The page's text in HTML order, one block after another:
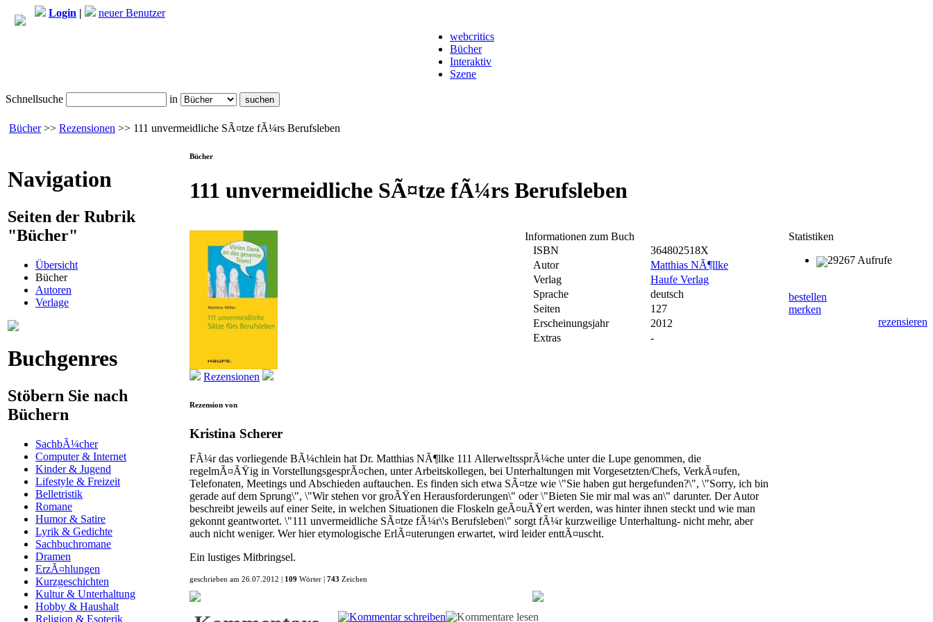
Login |
neuer Benutzer
webcritics
Bücher
Interaktiv
Szene
Schnellsuche in
Bücher>> Rezensionen >> 111 unvermeidliche SÃ¤tze fÃ¼rs Berufsleben
Navigation
Seiten der Rubrik
"Bücher"
Übersicht
Bücher
Autoren
Verlage
Buchgenres
Stöbern Sie nach
Büchern
SachbÃ¼cher
Computer & Internet
Kinder & Jugend
Lifestyle & Freizeit
Belletristik
Romane
Humor & Satire
Lyrik & Gedichte
Sachbuchromane
Dramen
ErzÃ¤hlungen
Kurzgeschichten
Kultur & Unterhaltung
Hobby & Haushalt
Religion & Esoterik
Bücher
111 unvermeidliche SÃ¤tze fÃ¼rs Berufsleben
Statistiken
29267 Aufrufe
bestellen
merken
rezensieren
Informationen zum Buch
ISBN
364802518X
Autor
Matthias NÃ¶llke
Verlag
Haufe Verlag
Sprache
deutsch
Seiten
127
Erscheinungsjahr
2012
Extras
-
Rezensionen
Rezension von
Kristina Scherer
FÃ¼r das vorliegende BÃ¼chlein hat Dr. Matthias NÃ¶llke 111 AllerweltssprÃ¼che unter die Lupe genommen, die
regelmÃ¤ÃŸig in VorstellungsgesprÃ¤chen, unter Arbeitskollegen, bei Unterhaltungen mit Vorgesetzten/Chefs, VerkÃ¤ufen,
Telefonaten, Meetings und Abschieden auftauchen. Es finden sich etwa SÃ¤tze wie \"Sie haben gut hergefunden?\", \"Sorry, ich bin
gerade auf dem Sprung\", \"Wir stehen vor groÃŸen Herausforderungen\" oder \"Bieten Sie mir mal was an\" darunter. Der Autor
beschreibt jeweils auf einer Seite, in welchen Situationen die Floskeln geÃ¤uÃŸert werden, was hinter ihnen steckt und wie man
gekonnt geantwortet. \"111 unvermeidliche SÃ¤tze fÃ¼r\'s Berufsleben\" sorgt fÃ¼r kurzweilige Unterhaltung- nicht mehr, aber
auch nicht weniger. Wer hier etymologische ErlÃ¤uterungen erwartet, wird leider enttÃ¤uscht.
Ein lustiges Mitbringsel.
geschrieben am 26.07.2012 | 109 Wörter | 743 Zeichen